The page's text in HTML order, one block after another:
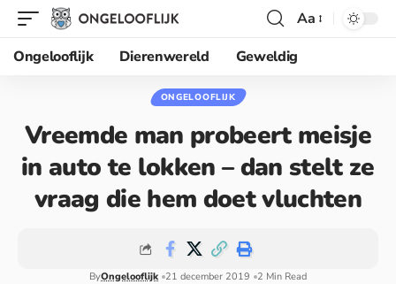
Aa
Ongelooflijk
Dierenwereld Geweldig
ONGELOOFLIJK
Vreemde man probeert meisje
in auto te lokken – dan stelt ze
vraag die hem doet vluchten
ByOngelooflijk 21 december 2019 2 Min Read